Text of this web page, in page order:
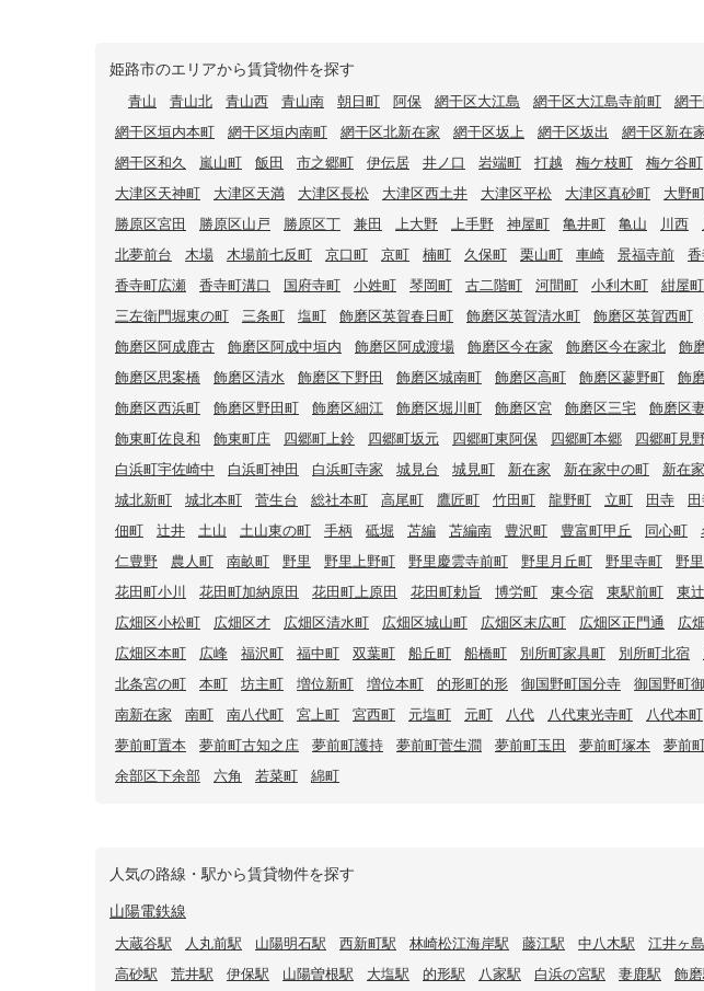
姫路市のエリアから賃貸物件を探す
青山 青山北 青山西 青山南 朝日町 阿保 網干区大江島 網干区大江島寺前町 網
網干区垣内本町
網干区垣内南町 網干区北新在家 網干区坂上 網干区坂出 網干区新在
網干区和久
嵐山町 飯田 市之郷町 伊伝居 井ノ口 岩端町 打越 梅ケ枝町 梅ケ谷町
大津区天神町
大津区天満 大津区長松 大津区西土井 大津区平松 大津区真砂町 大野
勝原区宮田
勝原区山戸 勝原区丁 兼田 上大野 上手野 神屋町 亀井町 亀山 川西
北夢前台
木場 木場前七反町 京口町 京町 楠町 久保町 栗山町 車崎 景福寺前
香寺町広瀬
香寺町溝口 国府寺町 小姓町 琴岡町 古二階町 河間町 小利木町 紺屋町
三左衛門堀東の町
三条町 塩町 飾磨区英賀春日町 飾磨区英賀清水町 飾磨区英賀西町
飾磨区阿成鹿古
飾磨区阿成中垣内 飾磨区阿成渡場 飾磨区今在家 飾磨区今在家北 飾
飾磨区思案橋
飾磨区清水 飾磨区下野田 飾磨区城南町 飾磨区高町 飾磨区蓼野町 飾
飾磨区西浜町
飾磨区野田町 飾磨区細江 飾磨区堀川町 飾磨区宮 飾磨区三宅 飾磨区
飾東町佐良和
飾東町庄 四郷町上鈴 四郷町坂元 四郷町東阿保 四郷町本郷 四郷町見
白浜町宇佐崎中
白浜町神田 白浜町寺家 城見台 城見町 新在家 新在家中の町 新在
城北新町
城北本町 菅生台 総社本町 高尾町 鷹匠町 竹田町 龍野町 立町 田寺
佃町
辻井 土山 土山東の町 手柄 砥堀 苫編 苫編南 豊沢町 豊富町甲丘 同心町
仁豊野
農人町 南畝町 野里 野里上野町 野里慶雲寺前町 野里月丘町 野里寺町 野
花田町小川
花田町加納原田 花田町上原田 花田町勅旨 博労町 東今宿 東駅前町 東
広畑区小松町
広畑区才 広畑区清水町 広畑区城山町 広畑区末広町 広畑区正門通 広
広畑区本町
広峰 福沢町 福中町 双葉町 船丘町 船橋町 別所町家具町 別所町北宿
北条宮の町
本町 坊主町 増位新町 増位本町 的形町的形 御国野町国分寺 御国野町
南新在家
南町 南八代町 宮上町 宮西町 元塩町 元町 八代 八代東光寺町 八代本町
夢前町置本
夢前町古知之庄 夢前町護持 夢前町菅生澗 夢前町玉田 夢前町塚本 夢前
余部区下余部
六角 若菜町 綿町
人気の路線・駅から賃貸物件を探す
山陽電鉄線
大蔵谷駅 人丸前駅 山陽明石駅 西新町駅 林崎松江海岸駅 藤江駅 中八木駅 江井ヶ
高砂駅
荒井駅 伊保駅 山陽曽根駅 大塩駅 的形駅 八家駅 白浜の宮駅 妻鹿駅 飾